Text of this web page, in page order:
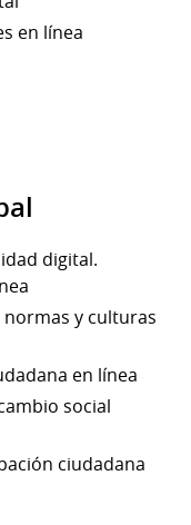
en línea
digital.
y culturas
en línea
social
ciudadana